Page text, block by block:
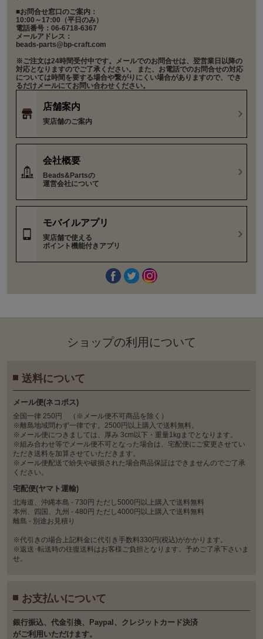
■お問合せ窓口のご案内：
10:00～17:00（平日のみ）
電話番号：06-6718-6367
メールアドレス：
beads-parts@bp-craft.com
※ご注文は24時間受付中です。メールでのお問合せは、翌営業日以降の
対応となりますのでご了承ください。 また、お電話でのお問合せの対応
については時間を要する場合や繋がりにくい場合がありますので、でき
るだけメールにてお問い合わせください。
店舗案内
実店舗のご案内
会社概要
Beads&Partsの
運営会社について
モバイルアプリ
実店舗で使える
ポイント機能付きアプリ
ショップの利⽤について
送料について
メール便(ネコポス)
全国一律 250円 （※メール便不可商品を除く）
※離島地域問わず一律です。2500円以上購入で送料無料。
※メール便につきましては、厚み 3cm以下・重量1kgまでとなります。
※組み合わせ等でメール便不可となった場合は、宅配便にご変更させてい
ただき送料を加算させていただきます。
※メール便配送で紛失や破損された場合商品保証はできませんのでご了承
ください。
宅配便(ヤマト運輸)
北海道、沖縄本島 - 730円 ただし5000円以上購入で送料無料
本州、四国、九州 - 480円 ただし4000円以上購入で送料無料
離島 - 別途お見積り
※代引きの場合上記料金に代引き手数料330円(税込)がかかります。
※返送･転送時の往復送料はお客様ご負担となります。予めご了承下さいま
せ。
お支払いについて
銀⾏振込、代⾦引換、Paypal、クレジットカード決済
がご利⽤いただけます。